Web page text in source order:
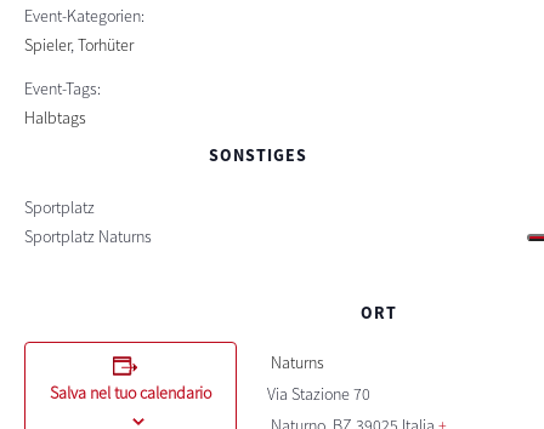
Event-Kategorien:
Spieler,Torhüter
Event-Tags:
Halbtags
SONSTIGES
Sportplatz
Sportplatz Naturns
ORT
Naturns
Via Stazione 70
Salva nel tuo calendario